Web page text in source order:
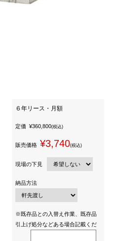
６年リース・月額
定価 ¥360,800(税込)
販売価格 ¥3,740(税込)
現場の下見
納品方法
※既存品との入替え作業、既存品
引上げ処分などある場合記載くだ